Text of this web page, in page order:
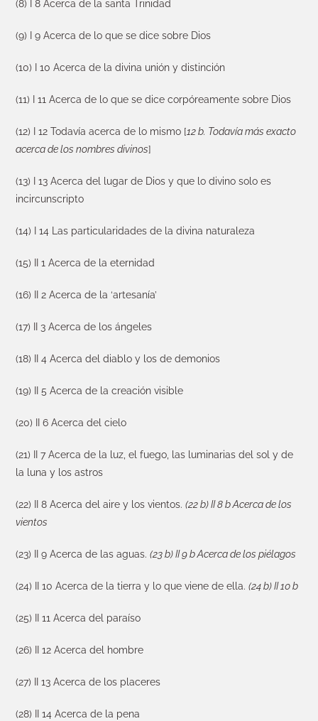
(8) I 8 Acerca de la santa Trinidad
(9) I 9 Acerca de lo que se dice sobre Dios
(10) I 10 Acerca de la divina unión y distinción
(11) I 11 Acerca de lo que se dice corpóreamente sobre Dios
(12) I 12 Todavía acerca de lo mismo [12 b. Todavía más exacto
acerca de los nombres divinos]
(13) I 13 Acerca del lugar de Dios y que lo divino solo es
incircunscripto
(14) I 14 Las particularidades de la divina naturaleza
(15) II 1 Acerca de la eternidad
(16) II 2 Acerca de la ‘artesanía’
(17) II 3 Acerca de los ángeles
(18) II 4 Acerca del diablo y los de demonios
(19) II 5 Acerca de la creación visible
(20) II 6 Acerca del cielo
(21) II 7 Acerca de la luz, el fuego, las luminarias del sol y de
la luna y los astros
(22) II 8 Acerca del aire y los vientos.(22 b) II 8 b Acerca de los
vientos
(23) II 9 Acerca de las aguas.(23 b) II 9 b Acerca de los piélagos
(24) II 10 Acerca de la tierra y lo que viene de ella.(24 b) II 10 b
(25) II 11 Acerca del paraíso
(26) II 12 Acerca del hombre
(27) II 13 Acerca de los placeres
(28) II 14 Acerca de la pena